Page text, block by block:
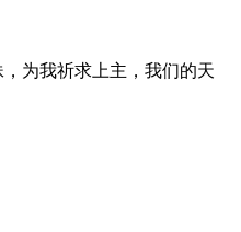
为我祈求上主，我们的天